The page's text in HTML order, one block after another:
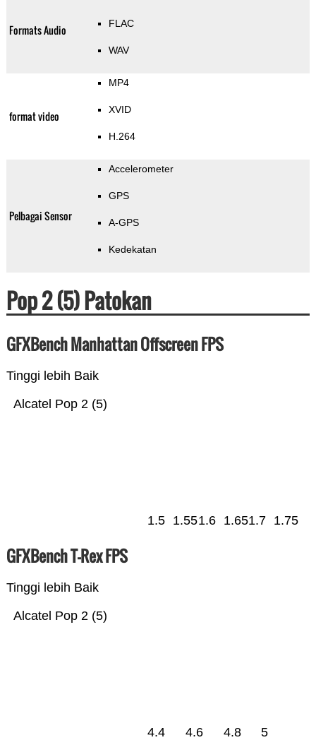
Formats Audio FLAC
WAV
format video
MP4
XVID
H.264
Pelbagai Sensor
Accelerometer
GPS
A-GPS
Kedekatan
Pop 2 (5) Patokan
GFXBench Manhattan Offscreen FPS
Tinggi lebih Baik
Alcatel Pop 2 (5)
1.5 1.551.6 1.651.7 1.75
GFXBench T-Rex FPS
Tinggi lebih Baik
Alcatel Pop 2 (5)
4.4 4.6 4.8 5